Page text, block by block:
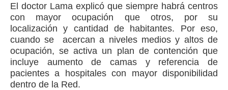
El doctor Lama explicó que siempre habrá centros
con mayor ocupación que otros, por su
localización y cantidad de habitantes. Por eso,
cuando se acercan a niveles medios y altos de
ocupación, se activa un plan de contención que
incluye aumento de camas y referencia de
pacientes a hospitales con mayor disponibilidad
dentro de la Red.